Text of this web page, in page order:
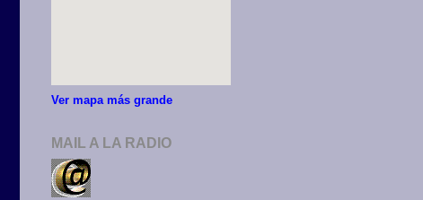
Ver mapa más grande
MAIL A LA RADIO